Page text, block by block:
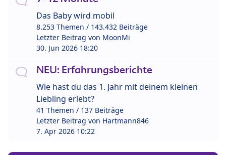
Das Baby wird mobil
8.253 Themen / 143.432 Beiträge
Letzter Beitrag von MoonMi
30. Jun 2026 18:20
NEU: Erfahrungsberichte
Wie hast du das 1. Jahr mit deinem kleinen
Liebling erlebt?
41 Themen / 137 Beiträge
Letzter Beitrag von Hartmann846
7. Apr 2026 10:22